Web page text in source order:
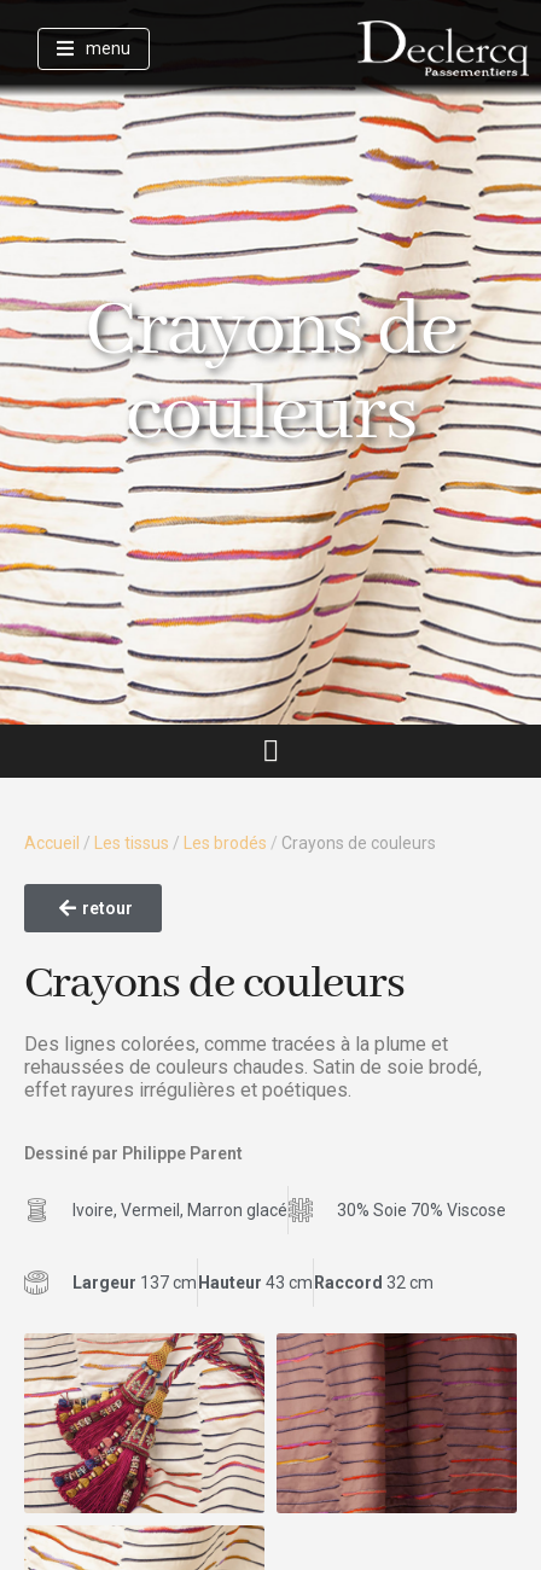
menu
Crayons de
couleurs
Accueil / Les tissus / Les brodés / Crayons de couleurs
retour
Crayons de couleurs
Des lignes colorées, comme tracées à la plume et
rehaussées de couleurs chaudes. Satin de soie brodé,
effet rayures irrégulières et poétiques.
Dessiné par Philippe Parent
Ivoire, Vermeil, Marron glacé 30% Soie 70% Viscose
Largeur 137 cm Hauteur 43 cm Raccord 32 cm